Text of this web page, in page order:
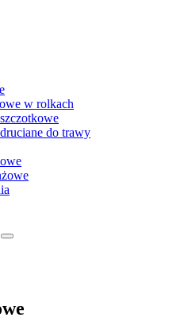
w rolkach
do trawy